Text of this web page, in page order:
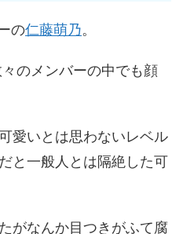
の仁藤萌乃。
のメンバーの中でも顔
愛いとは思わないレベル
と一般人とは隔絶した可
がなんか目つきがふて腐